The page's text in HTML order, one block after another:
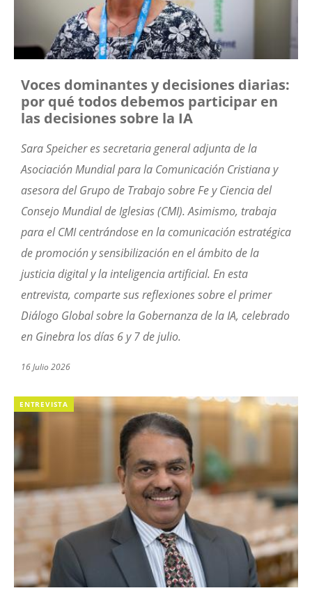
Voces dominantes y decisiones diarias:
por qué todos debemos participar en
las decisiones sobre la IA
Sara Speicher es secretaria general adjunta de la
Asociación Mundial para la Comunicación Cristiana y
asesora del Grupo de Trabajo sobre Fe y Ciencia del
Consejo Mundial de Iglesias (CMI). Asimismo, trabaja
para el CMI centrándose en la comunicación estratégica
depromoción y sensibilizaciónen el ámbito de la
justicia digital y la inteligencia artificial. En esta
entrevista, comparte sus reflexionessobre el primer
Diálogo Global sobre la Gobernanza de la IA, celebrado
en Ginebra los días 6 y 7 de julio.
16 Julio 2026
ENTREVISTA